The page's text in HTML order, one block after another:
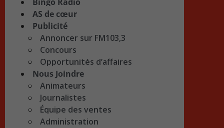
AS de cœur
Publicité
Annoncer sur FM103,3
Concours
Opportunités d’affaires
Nous Joindre
Animateurs
Journalistes
Équipe des ventes
Administration